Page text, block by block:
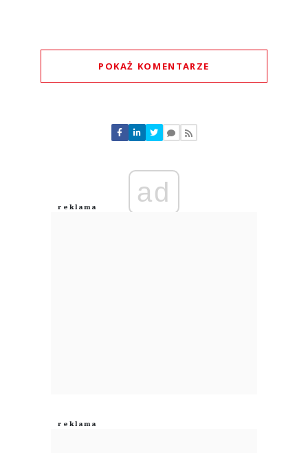
POKAŻ KOMENTARZE
Nie znaleziono komentarzy
Zostaw swoje komentarze
Anuluj
ad